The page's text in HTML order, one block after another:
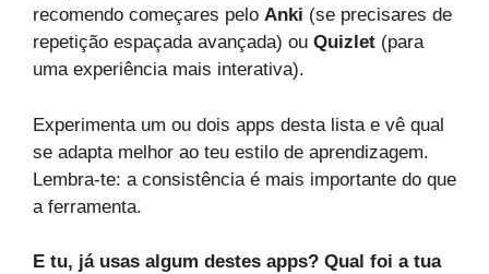
recomendo começares pelo Anki (se precisares de
repetição espaçada avançada) ou Quizlet (para
uma experiência mais interativa).
Experimenta um ou dois apps desta lista e vê qual
se adapta melhor ao teu estilo de aprendizagem.
Lembra-te: a consistência é mais importante do que
a ferramenta.
E tu, já usas algum destes apps? Qual foi a tua